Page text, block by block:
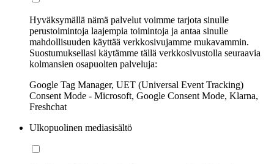
Hyväksymällä nämä palvelut voimme tarjota sinulle
perustoimintoja laajempia toimintoja ja antaa sinulle
mahdollisuuden käyttää verkkosivujamme mukavammin.
Suostumuksellasi käytämme tällä verkkosivustolla seuraavia
kolmansien osapuolten palveluja:
Google Tag Manager, UET (Universal Event Tracking)
Consent Mode - Microsoft, Google Consent Mode, Klarna,
Freshchat
Ulkopuolinen mediasisältö